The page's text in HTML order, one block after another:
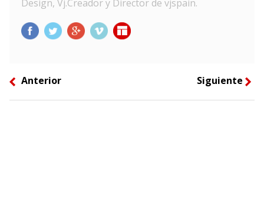
Design, Vj.Creador y Director de vjspain.
left Anterior Siguiente right